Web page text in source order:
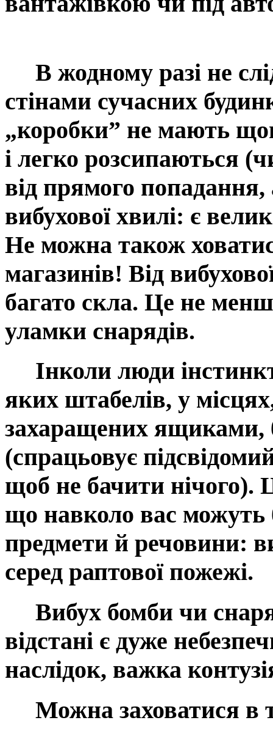
В жодному разі не
стінами сучасних
„коробки” не мають
і легко розсипаються
від прямого попадання,
вибухової хвилі: є
Не можна також
магазинів! Від
багато скла. Це не
уламки снарядів.
Інколи люди
яких штабелів, у
захаращених ящиками,
(спрацьовує
щоб не бачити нічого).
що навколо вас можуть
предмети й речовини:
серед раптової пожежі.
Вибух бомби чи
відстані є дуже
наслідок, важка
Можна заховатися в